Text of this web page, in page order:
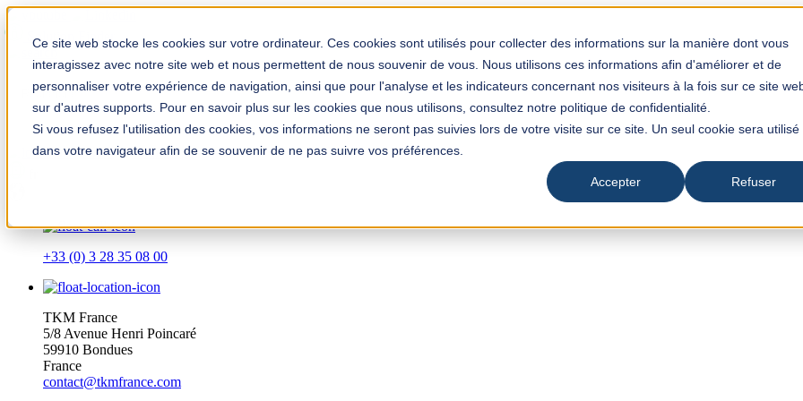
Ce site web stocke les cookies sur votre ordinateur. Ces cookies sont utilisés pour collecter des informations sur la manière dont vous
interagissez avec notre site web et nous permettent de nous souvenir de vous. Nous utilisons ces informations afin d'améliorer et de
personnaliser votre expérience de navigation, ainsi que pour l'analyse et les indicateurs concernant nos visiteurs à la fois sur ce site
sur d'autres supports. Pour en savoir plus sur les cookies que nous utilisons, consultez notre politique de confidentialité.
Si vous refusez l'utilisation des cookies, vos informations ne seront pas suivies lors de votre visite sur ce site. Un seul cookie sera utilisé
dans votre navigateur afin de se souvenir de ne pas suivre vos préférences.
Accepter Refuser
Solution Finder
TKM App
+33 (0) 3 28 35 08 00
TKM France
5/8 Avenue Henri Poincaré
59910 Bondues
France
contact@tkmfrance.com